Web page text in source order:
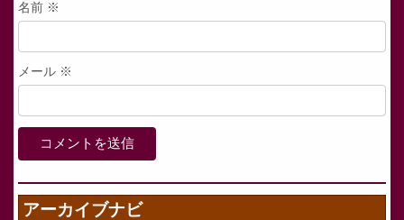
名前 ※
メール ※
アーカイブナビ